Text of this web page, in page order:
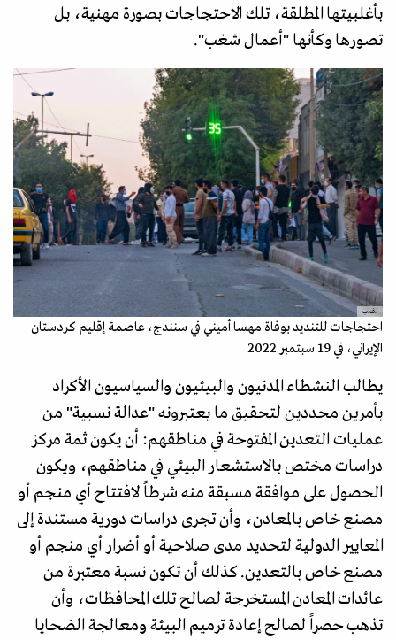
بأغلبيتها المطلقة، تلك الاحتجاجات بصورة مهنية، بل
تصورها وكأنها "أعمال شغب".
أ.ف.ب
احتجاجات للتنديد بوفاة مهسا أميني في سنندج، عاصمة إقليم كردستان
الإيراني، في 19 سبتمبر 2022
يطالب النشطاء المدنيون والبيئيون والسياسيون الأكراد
بأمرين محددين لتحقيق ما يعتبرونه "عدالة نسبية" من
عمليات التعدين المفتوحة في مناطقهم: أن يكون ثمة مركز
دراسات مختص بالاستشعار البيئي في مناطقهم، ويكون
الحصول على موافقة مسبقة منه شرطاً لافتتاح أي منجم أو
مصنع خاص بالمعادن، وأن تجرى دراسات دورية مستندة إلى
المعايير الدولية لتحديد مدى صلاحية أو أضرار أي منجم أو
مصنع خاص بالتعدين. كذلك أن تكون نسبة معتبرة من
عائدات المعادن المستخرجة لصالح تلك المحافظات، وأن
تذهب حصراً لصالح إعادة ترميم البيئة ومعالجة الضحايا